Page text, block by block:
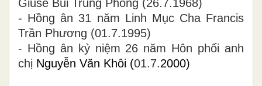
Giuse Bùi Trung Phong (26.7.1968)
- Hồng ân 31 năm Linh Mục Cha Francis
Trần Phương (01.7.1995)
- Hồng ân kỷ niệm 26 năm Hôn phối anh
chị Nguyễn Văn Khôi (01.7.2000)